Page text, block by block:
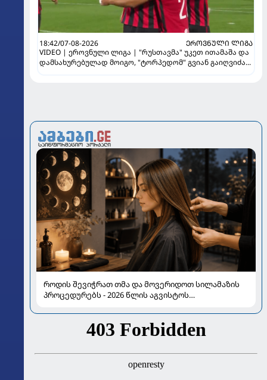
18:42/07-08-2026
ᲔᲠᲝᲕᲜᲣᲚᲘ ᲚᲘᲒᲐ
VIDEO | ეროვნული ლიგა | "რუსთავმა" უკეთ ითამაშა და
დამსახურებულად მოიგო, "ტორპედომ" გვიან გაიღვიძა...
როდის შევიჭრათ თმა და მოვერიდოთ სილამაზის
პროცედურებს - 2026 წლის აგვისტოს